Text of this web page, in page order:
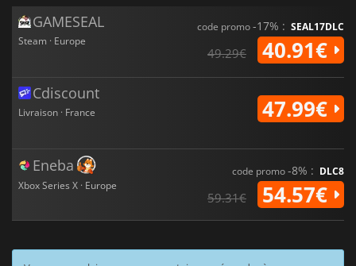
GAMESEAL
Steam · Europe
code promo-17% : SEAL17DLC
49.29€ 40.91€
Cdiscount
Livraison · France 47.99€
Eneba
Xbox Series X · Europe
code promo-8% : DLC8
59.31€ 54.57€